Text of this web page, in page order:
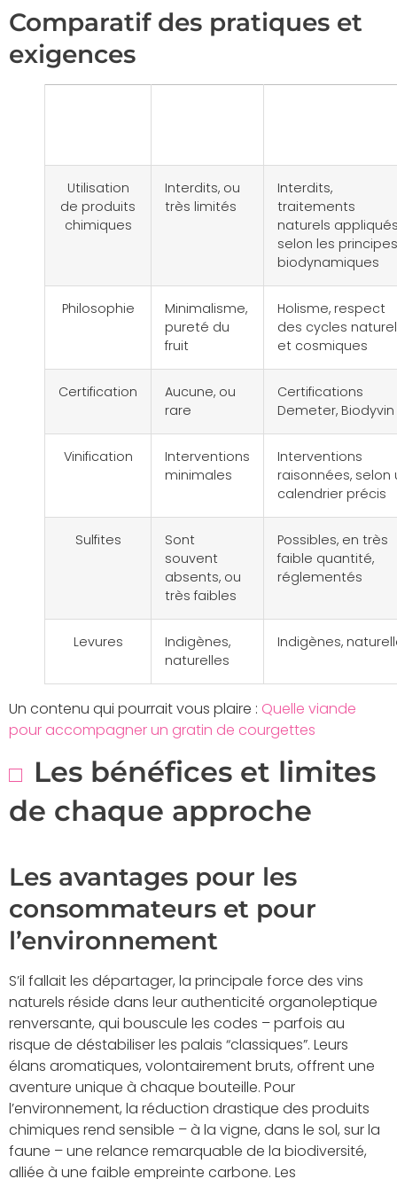
Comparatif des pratiques et
exigences
Utilisation
de produits
chimiques
Interdits, ou
très limités
Interdits,
traitements
naturels
selon les principes
biodynamiques
Philosophie
Minimalisme,
pureté du
fruit
Holisme, respect
des cycles
et cosmiques
Certification
Aucune, ou
rare
Certifications
Demeter, Biodyvin
Vinification
Interventions
minimales
Interventions
raisonnées, selon
calendrier précis
Sulfites
Sont
souvent
absents, ou
très faibles
Possibles, en très
faible quantité,
réglementés
Levures
Indigènes,
naturelles
Indigènes,
Un contenu qui pourrait vous plaire : Quelle viande
pour accompagner un gratin de courgettes
Les bénéfices et limites
de chaque approche
Les avantages pour les
consommateurs et pour
l’environnement
S’il fallait les départager, la principale force des vins
naturels réside dans leur authenticité organoleptique
renversante, qui bouscule les codes – parfois au
risque de déstabiliser les palais “classiques”. Leurs
élans aromatiques, volontairement bruts, offrent une
aventure unique à chaque bouteille. Pour
l’environnement, la réduction drastique des produits
chimiques rend sensible – à la vigne, dans le sol, sur la
faune – une relance remarquable de la biodiversité,
alliée à une faible empreinte carbone. Les